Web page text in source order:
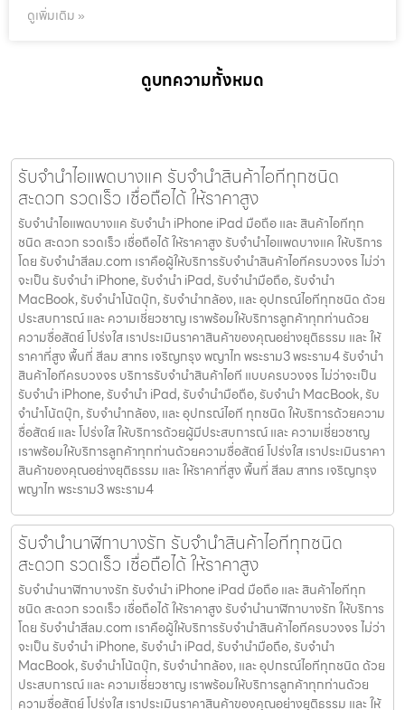
ดูเพิ่มเติม »
ดูบทความทั้งหมด
รับจำนำไอแพดบางแค รับจำนำสินค้าไอทีทุกชนิด
สะดวก รวดเร็ว เชื่อถือได้ ให้ราคาสูง
รับจำนำไอแพดบางแค รับจำนำ iPhone iPad มือถือ และ สินค้าไอทีทุก
ชนิด สะดวก รวดเร็ว เชื่อถือได้ ให้ราคาสูง รับจำนำไอแพดบางแค ให้บริการ
โดย รับจํานําสีลม.com เราคือผู้ให้บริการรับจำนำสินค้าไอทีครบวงจร ไม่ว่า
จะเป็น รับจำนำ iPhone, รับจำนำ iPad, รับจำนำมือถือ, รับจำนำ
MacBook, รับจำนำโน้ตบุ๊ก, รับจำนำกล้อง, และ อุปกรณ์ไอทีทุกชนิด ด้วย
ประสบการณ์ และ ความเชี่ยวชาญ เราพร้อมให้บริการลูกค้าทุกท่านด้วย
ความซื่อสัตย์ โปร่งใส เราประเมินราคาสินค้าของคุณอย่างยุติธรรม และ ให้
ราคาที่สูง พื้นที่ สีลม สาทร เจริญกรุง พญาไท พระราม3 พระราม4 รับจำนำ
สินค้าไอทีครบวงจร บริการรับจำนำสินค้าไอที แบบครบวงจร ไม่ว่าจะเป็น
รับจำนำ iPhone, รับจำนำ iPad, รับจำนำมือถือ, รับจำนำ MacBook, รับ
จำนำโน้ตบุ๊ก, รับจำนำกล้อง, และ อุปกรณ์ไอที ทุกชนิด ให้บริการด้วยความ
ซื่อสัตย์ และ โปร่งใส ให้บริการด้วยผู้มีประสบการณ์ และ ความเชี่ยวชาญ
เราพร้อมให้บริการลูกค้าทุกท่านด้วยความซื่อสัตย์ โปร่งใส เราประเมินราคา
สินค้าของคุณอย่างยุติธรรม และ ให้ราคาที่สูง พื้นที่ สีลม สาทร เจริญกรุง
พญาไท พระราม3 พระราม4
รับจำนำนาฬิกาบางรัก รับจำนำสินค้าไอทีทุกชนิด
สะดวก รวดเร็ว เชื่อถือได้ ให้ราคาสูง
รับจำนำนาฬิกาบางรัก รับจำนำ iPhone iPad มือถือ และ สินค้าไอทีทุก
ชนิด สะดวก รวดเร็ว เชื่อถือได้ ให้ราคาสูง รับจำนำนาฬิกาบางรัก ให้บริการ
โดย รับจํานําสีลม.com เราคือผู้ให้บริการรับจำนำสินค้าไอทีครบวงจร ไม่ว่า
จะเป็น รับจำนำ iPhone, รับจำนำ iPad, รับจำนำมือถือ, รับจำนำ
MacBook, รับจำนำโน้ตบุ๊ก, รับจำนำกล้อง, และ อุปกรณ์ไอทีทุกชนิด ด้วย
ประสบการณ์ และ ความเชี่ยวชาญ เราพร้อมให้บริการลูกค้าทุกท่านด้วย
ความซื่อสัตย์ โปร่งใส เราประเมินราคาสินค้าของคุณอย่างยุติธรรม และ ให้